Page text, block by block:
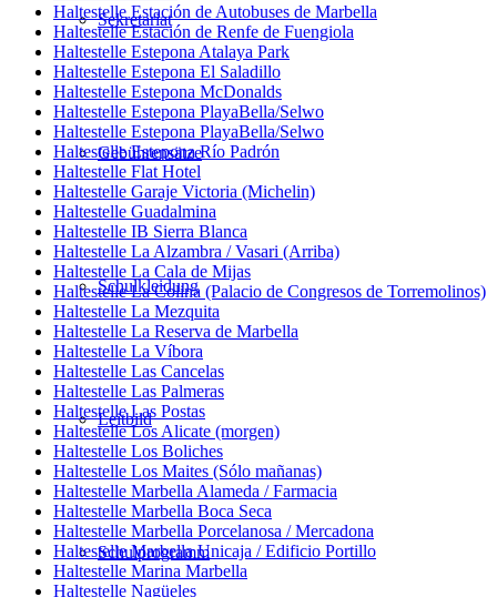
Sekretariat
Gebührensätze
Schulkleidung
Leitbild
Schulprogramm
Haltestelle Estación de Autobuses de Marbella
Haltestelle Estación de Renfe de Fuengiola
Haltestelle Estepona Atalaya Park
Haltestelle Estepona El Saladillo
Haltestelle Estepona McDonalds
Haltestelle Estepona PlayaBella/Selwo
Haltestelle Estepona PlayaBella/Selwo
Haltestelle Estepona Río Padrón
Haltestelle Flat Hotel
Haltestelle Garaje Victoria (Michelin)
Haltestelle Guadalmina
Haltestelle IB Sierra Blanca
Haltestelle La Alzambra / Vasari (Arriba)
Haltestelle La Cala de Mijas
Haltestelle La Colina (Palacio de Congresos de Torremolinos)
Haltestelle La Mezquita
Haltestelle La Reserva de Marbella
Haltestelle La Víbora
Haltestelle Las Cancelas
Haltestelle Las Palmeras
Haltestelle Las Postas
Haltestelle Los Alicate (morgen)
Haltestelle Los Boliches
Haltestelle Los Maites (Sólo mañanas)
Haltestelle Marbella Alameda / Farmacia
Haltestelle Marbella Boca Seca
Haltestelle Marbella Porcelanosa / Mercadona
Haltestelle Marbella Unicaja / Edificio Portillo
Haltestelle Marina Marbella
Haltestelle Nagüeles